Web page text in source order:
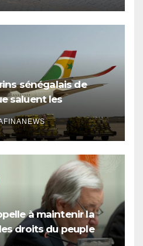
sénégalais de
saluent les
SA
à maintenir la
droits du peuple